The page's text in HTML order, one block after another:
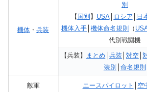
機体 ・ 兵装
別
【 国別 】 USA│ ロシア 日
機体入手 機体命名規則 （
代別戦闘機
【兵装】 まとめ 兵装 対空
装別
命名規則
敵軍 エースパイロット 空